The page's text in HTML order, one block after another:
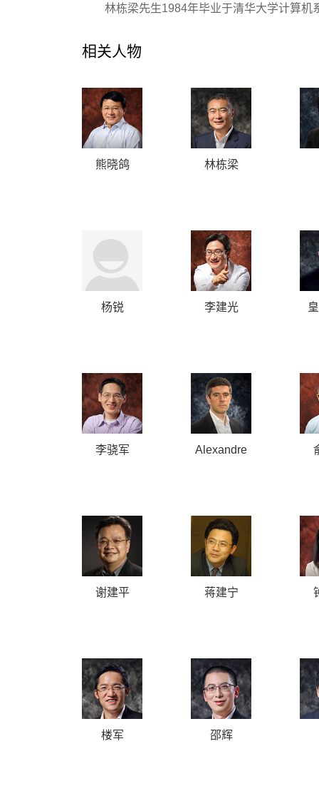
林栋梁先生1984年毕业于清华大学计算机
相关人物
熊晓鸽 林栋梁
杨锐 李建光
李骁军 Alexandre
谢建平 蒋建宁
楼军 邵辉